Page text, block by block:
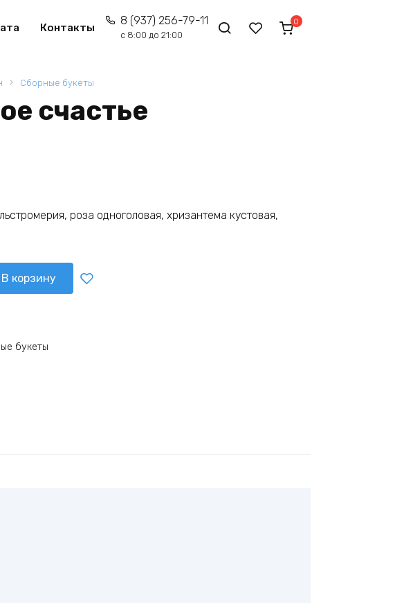
Контакты
8 (937) 256-79-11
с 8:00 до 21:00
0
Сборные букеты
счастье
роза одноголовая, хризантема кустовая,
В корзину
букеты